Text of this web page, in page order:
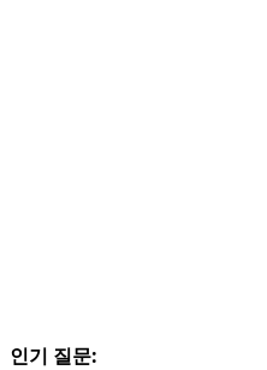
인기 질문: